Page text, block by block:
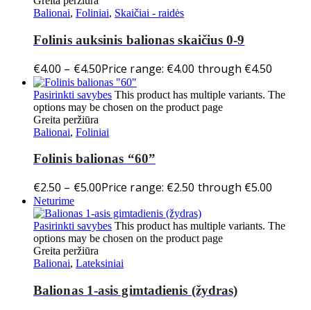
Balionai, Foliniai, Skaičiai - raidės
Folinis auksinis balionas skaičius 0-9
€4.00 – €4.50Price range: €4.00 through €4.50
Pasirinkti savybes This product has multiple variants. The
options may be chosen on the product page
Greita peržiūra
Balionai, Foliniai
Folinis balionas “60”
€2.50 – €5.00Price range: €2.50 through €5.00
Neturime
Pasirinkti savybes This product has multiple variants. The
options may be chosen on the product page
Greita peržiūra
Balionai, Lateksiniai
Balionas 1-asis gimtadienis (žydras)